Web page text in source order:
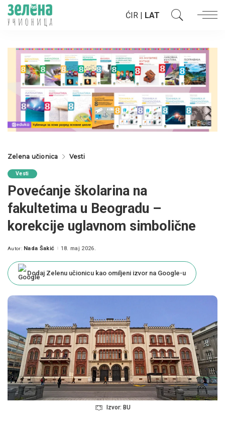
ĆIR | LAT
Zelena učionica Vesti
Vesti
Povećanje školarina na
fakultetima u Beogradu –
korekcije uglavnom simbolične
Posted
Autor: Nada Šakić 18. maj 2026.
Dodaj Zelenu učionicu kao omiljeni izvor na Google-u
Izvor: BU